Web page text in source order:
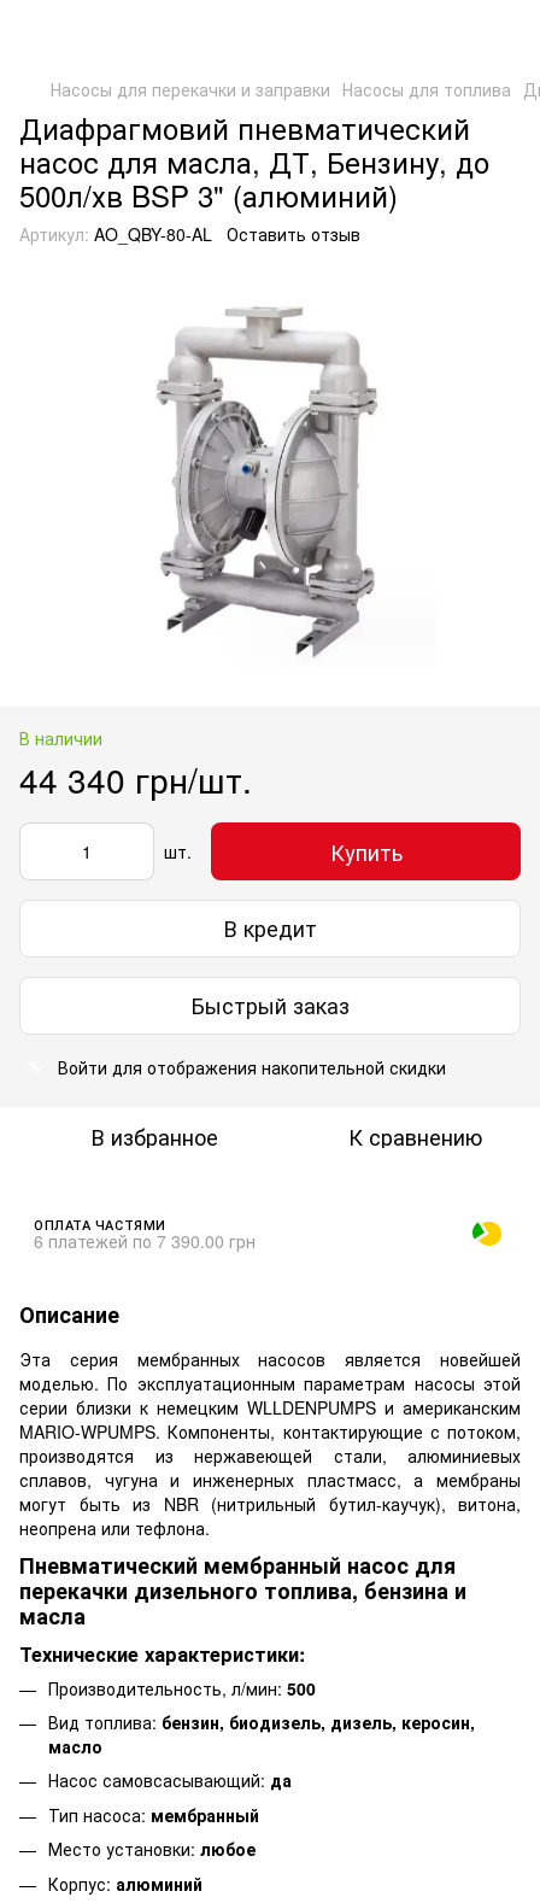
Насосы для перекачки и заправки Насосы для топлива
Диафрагмовий пневматический
насос для масла, ДТ, Бензину, до
500л/хв BSP 3" (алюминий)
Артикул: AO_QBY-80-AL Оставить отзыв
В наличии
44 340 грн/шт.
шт. Купить
В кредит
Быстрый заказ
Войти для отображения накопительной скидки
В избранное К сравнению
ОПЛАТА ЧАСТЯМИ
6 платежей по 7 390.00 грн
Описание
Эта серия мембранных насосов является новейшей
моделью. По эксплуатационным параметрам насосы этой
серии близки к немецким WLLDENPUMPS и американским
MARIO-WPUMPS. Компоненты, контактирующие с потоком,
производятся из нержавеющей стали, алюминиевых
сплавов, чугуна и инженерных пластмасс, а мембраны
могут быть из NBR (нитрильный бутил-каучук), витона,
неопрена или тефлона.
Пневматический мембранный насос для
перекачки дизельного топлива, бензина и
масла
Технические характеристики:
Производительность, л/мин: 500
Вид топлива: бензин, биодизель, дизель, керосин,
масло
Насос самовсасывающий: да
Тип насоса: мембранный
Место установки: любое
Корпус: алюминий